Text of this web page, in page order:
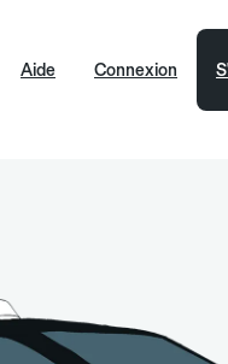
Aide Connexion